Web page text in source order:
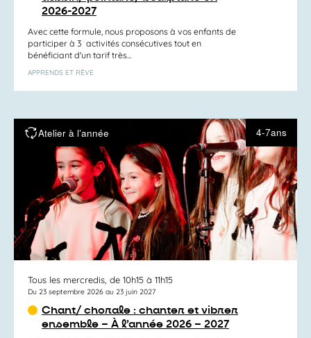
2026-2027
Avec cette formule, nous proposons à vos enfants de
participer à 3 activités consécutives tout en
bénéficiant d'un tarif très...
APPRENDS ET RÊVE
Atelier à l’année 4-7ans
Tous les mercredis, de 10h15 à 11h15
Du 23 septembre 2026 au 23 juin 2027
Chant/ chorale : chanter et vibrer
ensemble – À l’année 2026 – 2027